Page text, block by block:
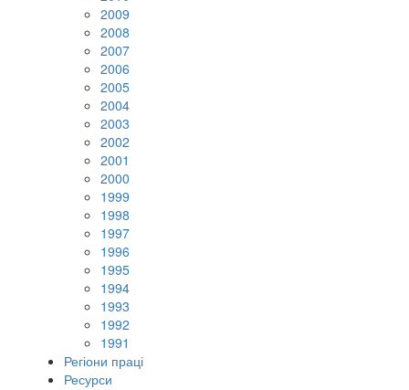
2009
2008
2007
2006
2005
2004
2003
2002
2001
2000
1999
1998
1997
1996
1995
1994
1993
1992
1991
Регіони праці
Ресурси